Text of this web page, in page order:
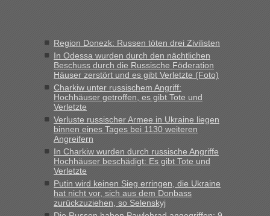
Milliarden aufgedeckt
„Kein Zoll. Du musst an sich nur sagen dass das privat ist
und du nicht damit handeln willst. So lange das nicht
Originalverpackt ist und ersichlich das nicht neu sollte es
keine Probleme geben“
Recht, Visa und Dokumente • Deklaration
gebrauchter Kleidung beim Zoll
„Hallo Leute, ich weiß nicht, ob ich hier richtig bin mit meiner
Anfrage. Ich möchte 4 Umzugskartons mit gebrauchter
Straßen Kleidung bei der Einreise in die Ukraine
mitnehmen. Es ist gebrauchte Kleidung...“
Berichte und Reisetipps • Re: An welchem
Region Donezk: Russen töten drei Zivilisten
In Odessa wurden durch den nächtlichen
Beschuss durch die Russische Föderation
Häuser zerstört und es gibt Verletzte (Foto)
Charkiw unter russischem Angriff:
Hochhäuser getroffen, es gibt Tote und
Verletzte
Verluste russischer Armee in Ukraine liegen
binnen eines Tages bei 1130 weiteren
Angreifern
In Charkiw wurden durch russische Angriffe
Hochhäuser beschädigt: Es gibt Tote und
Verletzte
Putin wird keinen Sieg erringen, die Ukraine
hat nicht vor, sich aus dem Donbass
zurückzuziehen, so Selenskyj